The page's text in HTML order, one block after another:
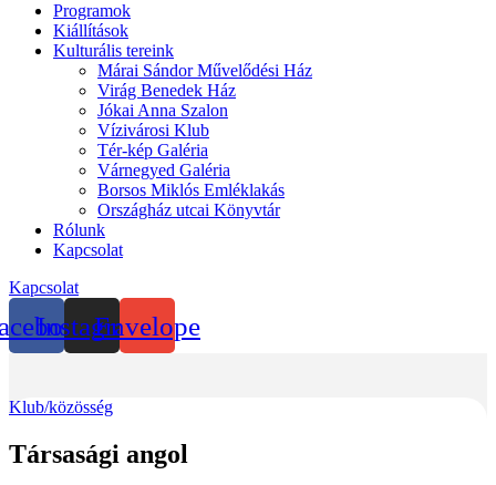
Programok
Kiállítások
Kulturális tereink
Márai Sándor Művelődési Ház
Virág Benedek Ház
Jókai Anna Szalon
Vízivárosi Klub
Tér-kép Galéria
Várnegyed Galéria
Borsos Miklós Emléklakás
Országház utcai Könyvtár
Rólunk
Kapcsolat
Kapcsolat
InstagramEnvelope
Klub/közösség
Társasági angol